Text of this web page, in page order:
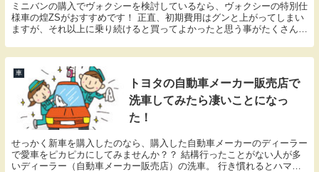
ミニバンの購入でヴォクシーを検討しているなら、ヴォクシーの特別仕
様車の煌ZSがおすすめです！ 正直、初期費用はグンと上がってしまい
ますが、それ以上に乗り続けると買ってよかったと思う事がたくさんあ
車
トヨタの自動車メーカー販売店で
洗車してみたら凄いことになっ
た！
せっかく新車を購入したのなら、購入した自動車メーカーのディーラー
で愛車をピカピカにしてみませんか？？ 結構行ったことがない人が多
いディーラー（自動車メーカー販売店）の洗車。 行き慣れるとハマっ